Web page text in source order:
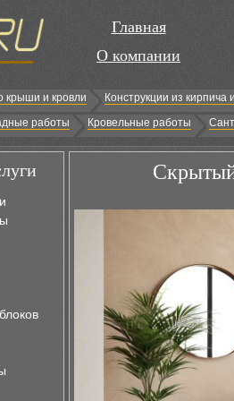
Главная
О компании
крыши и кровли Конструкции из кирпича
работы Кровельные работы